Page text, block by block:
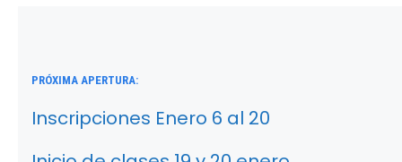
PRÓXIMA APERTURA:
Inscripciones Enero 6 al 20